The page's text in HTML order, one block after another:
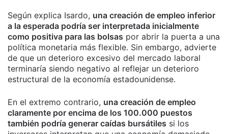
Según explica Isardo, una creación de empleo inferior
a la esperada podría ser interpretada inicialmente
como positiva para las bolsas por abrir la puerta a una
política monetaria más flexible. Sin embargo, advierte
de que un deterioro excesivo del mercado laboral
terminaría siendo negativo al reflejar un deterioro
estructural de la economía estadounidense.
En el extremo contrario, una creación de empleo
claramente por encima de los 100.000 puestos
también podría generar caídas bursátiles si los